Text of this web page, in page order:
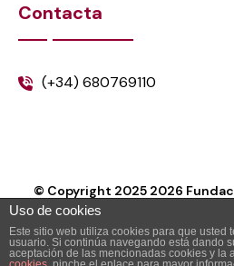
Contacta
(+34) 680769110
© Copyright 2025 2026
Uso de cookies
Este sitio web utiliza cookies para que usted
usuario. Si continúa navegando está dando
aceptación de las mencionadas cookies y la